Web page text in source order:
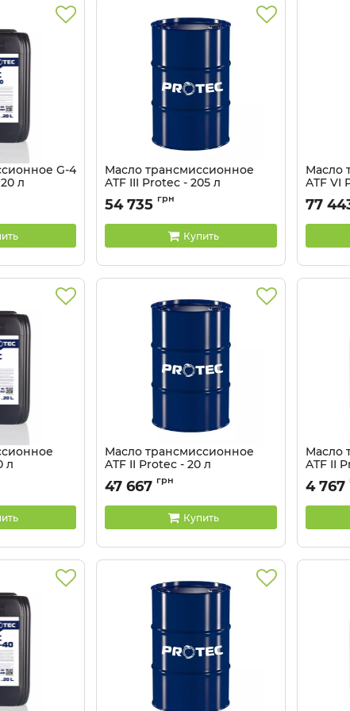
G-4
л
Масло трансмиссионное
ATF III Protec - 205 л
Артикул: 81041336
54 735 грн
Купить
Масло
ATF VI
Артикул:
77
л
Масло трансмиссионное
ATF II Protec - 20 л
Артикул: 81041334-205
47 667 грн
Купить
Масло
ATF II
Артикул:
4 767